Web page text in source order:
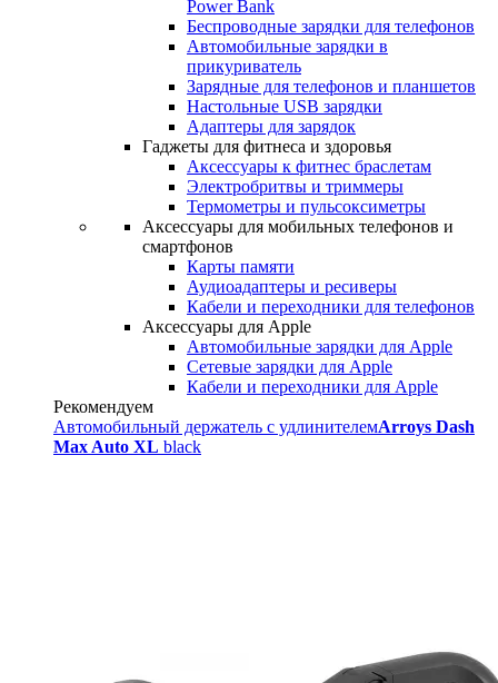
Power Bank
Беспроводные зарядки для телефонов
Автомобильные зарядки в
прикуриватель
Зарядные для телефонов и планшетов
Настольные USB зарядки
Адаптеры для зарядок
Гаджеты для фитнеса и здоровья
Аксессуары к фитнес браслетам
Электробритвы и триммеры
Термометры и пульсоксиметры
Аксессуары для мобильных телефонов и
смартфонов
Карты памяти
Аудиоадаптеры и ресиверы
Кабели и переходники для телефонов
Аксессуары для Apple
Автомобильные зарядки для Apple
Сетевые зарядки для Apple
Кабели и переходники для Apple
Рекомендуем
Автомобильный держатель с удлинителемArroys Dash
Max Auto XL black